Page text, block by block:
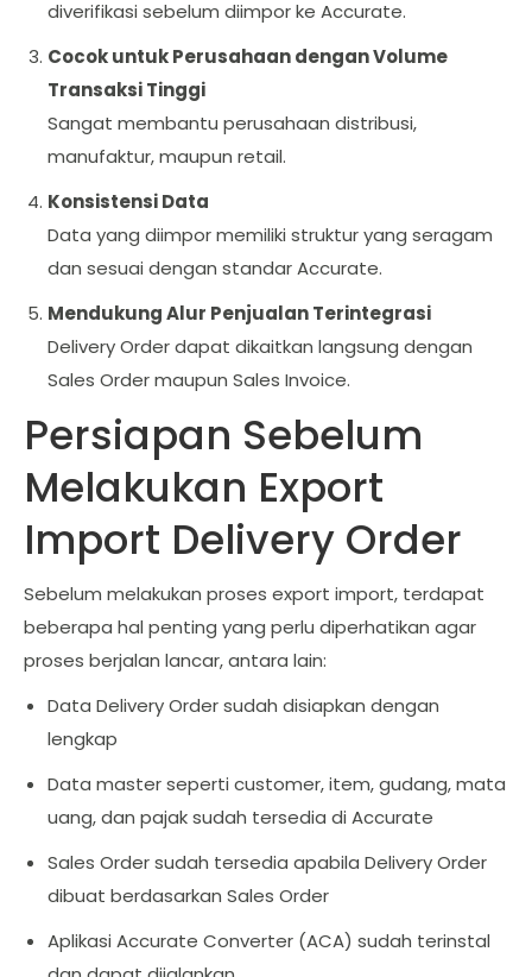
diverifikasi sebelum diimpor ke Accurate.
Cocok untuk Perusahaan dengan Volume
Transaksi Tinggi
Sangat membantu perusahaan distribusi,
manufaktur, maupun retail.
Konsistensi Data
Data yang diimpor memiliki struktur yang seragam
dan sesuai dengan standar Accurate.
Mendukung Alur Penjualan Terintegrasi
Delivery Order dapat dikaitkan langsung dengan
Sales Order maupun Sales Invoice.
Persiapan Sebelum
Melakukan Export
Import Delivery Order
Sebelum melakukan proses export import, terdapat
beberapa hal penting yang perlu diperhatikan agar
proses berjalan lancar, antara lain:
Data Delivery Order sudah disiapkan dengan
lengkap
Data master seperti customer, item, gudang, mata
uang, dan pajak sudah tersedia di Accurate
Sales Order sudah tersedia apabila Delivery Order
dibuat berdasarkan Sales Order
Aplikasi Accurate Converter (ACA) sudah terinstal